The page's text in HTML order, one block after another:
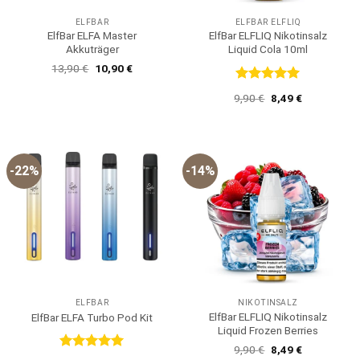
ELFBAR
ElfBar ELFA Master
Akkuträger
13,90€ Ursprünglicher
Preis
10,90€Aktueller
ELFBAR ELFLIQ
ElfBar ELFLIQ Nikotinsalz
Liquid Cola 10ml
mit 5 von
9,90€ Ursprünglicher
Preis
8,49€Aktueller
-22%
ELFBAR
ElfBar ELFA Turbo Pod Kit
-14%
NIKOTINSALZ
ElfBar ELFLIQ Nikotinsalz
Liquid Frozen Berries
9,90€ Ursprünglicher
8,49€Aktueller